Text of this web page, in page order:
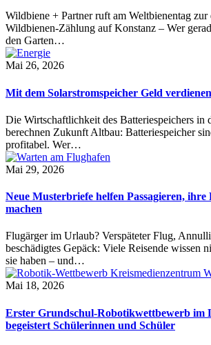
Wildbiene + Partner ruft am Weltbienentag zur
Wildbienen-Zählung auf Konstanz – Wer
den Garten…
Mai 26, 2026
Mit dem Solarstromspeicher Geld verdienen
Die Wirtschaftlichkeit des Batteriespeichers in
berechnen Zukunft Altbau: Batteriespeicher
profitabel. Wer…
Mai 29, 2026
Neue Musterbriefe helfen Passagieren, ihre
machen
Flugärger im Urlaub? Verspäteter Flug,
beschädigtes Gepäck: Viele Reisende wissen
sie haben – und…
Mai 18, 2026
Erster Grundschul-Robotikwettbewerb im
begeistert Schülerinnen und Schüler